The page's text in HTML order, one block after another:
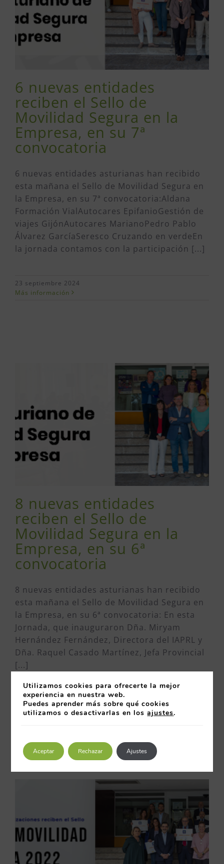
6 nuevas entidades
reciben el Sello de
Movilidad Segura en la
Empresa, en su 7ª
convocatoria
6 nuevas entidades asturianas han recibido
esta mañana el Sello de Movilidad Segura en
la Empresa, en su 7ª convocatoria:Aldana
Formación VialAutocares EpifanioGestión de
viajes GijónAutocares MarianoPedro Pablo
Álvarez GarcíaSeresco Cruzando en verdeEn
la jornada contamos con la participación [...]
23 septiembre 2024
Más información
8 nuevas entidades
reciben el Sello de
Movilidad Segura en la
Empresa, en su 6ª
convocatoria
8 nuevas entidades asturianas han recibido
esta mañana el Sello de Movilidad Segura en
la Empresa, en su 6ª convocatoria: En esta
Jornada, que inauguraron Dña. Miryam
Hernández Fernández, Directora del IAPRL y
Dña. Raquel Casado Martínez, Jefa Provincial
[...]
25 septiembre 2023
Más información
Utilizamos cookies para ofrecerte la mejor
experiencia en nuestra web.
Puedes aprender más sobre qué cookies
utilizamos o desactivarlas en losajustes.
Aceptar Rechazar Ajustes